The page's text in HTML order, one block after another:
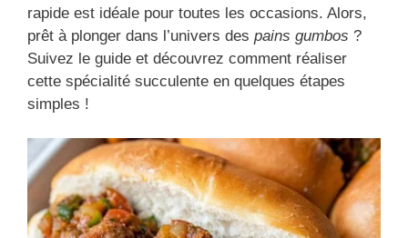
rapide est idéale pour toutes les occasions. Alors,
prêt à plonger dans l’univers des pains gumbos ?
Suivez le guide et découvrez comment réaliser
cette spécialité succulente en quelques étapes
simples !